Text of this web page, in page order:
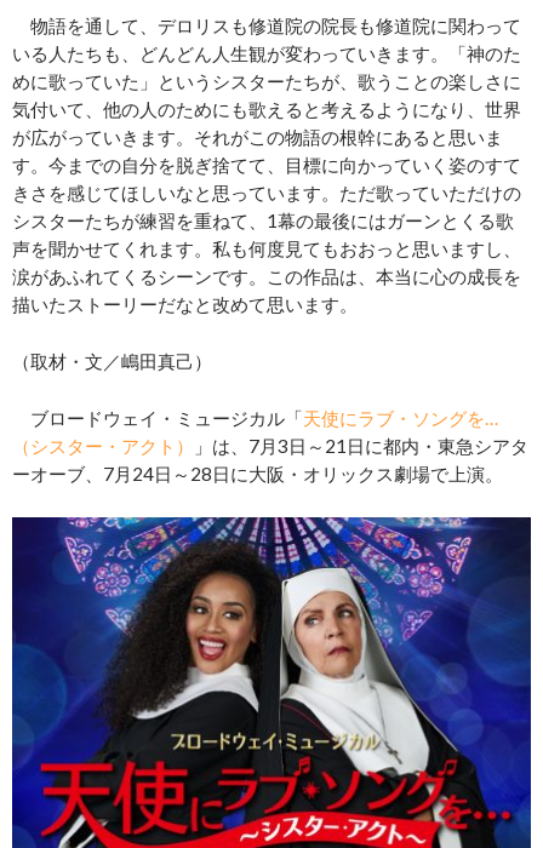
物語を通して、デロリスも修道院の院長も修道院に関わって
いる人たちも、どんどん人生観が変わっていきます。「神のた
めに歌っていた」というシスターたちが、歌うことの楽しさに
気付いて、他の人のためにも歌えると考えるようになり、世界
が広がっていきます。それがこの物語の根幹にあると思いま
す。今までの自分を脱ぎ捨てて、目標に向かっていく姿のすて
きさを感じてほしいなと思っています。ただ歌っていただけの
シスターたちが練習を重ねて、1幕の最後にはガーンとくる歌
声を聞かせてくれます。私も何度見てもおおっと思いますし、
涙があふれてくるシーンです。この作品は、本当に心の成長を
描いたストーリーだなと改めて思います。
（取材・文／嶋田真己）
ブロードウェイ・ミュージカル「天使にラブ・ソングを…
（シスター・アクト）
」は、7月3日～21日に都内・東急シアタ
ーオーブ、7月24日～28日に大阪・オリックス劇場で上演。